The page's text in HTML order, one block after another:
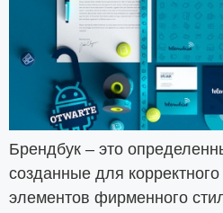
Брендбук – это
созданные для
элементов фирменного